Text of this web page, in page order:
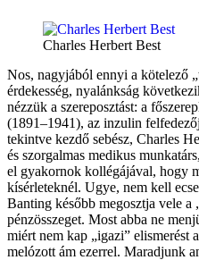
Charles Herbert Best
Nos, nagyjából ennyi a kötelező
érdekesség, nyalánkság
nézzük a szereposztást: a
(1891–1941), az inzulin
tekintve kezdő sebész, Charles
és szorgalmas medikus
el gyakornok kollégájával, hogy
kísérleteknél. Ugye, nem kell
Banting később megosztja vele a
pénzösszeget. Most abba ne
miért nem kap „igazi” elismerést
melózott ám ezerrel. Maradjunk